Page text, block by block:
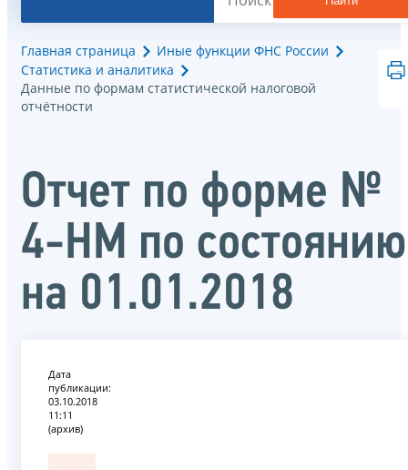
Главная страница
Иные функции ФНС России
Статистика и аналитика
Данные по формам статистической налоговой
отчётности
Отчет по форме №
4-НМ по состоянию
на 01.01.2018
Дата
публикации:
03.10.2018
11:11
(архив)